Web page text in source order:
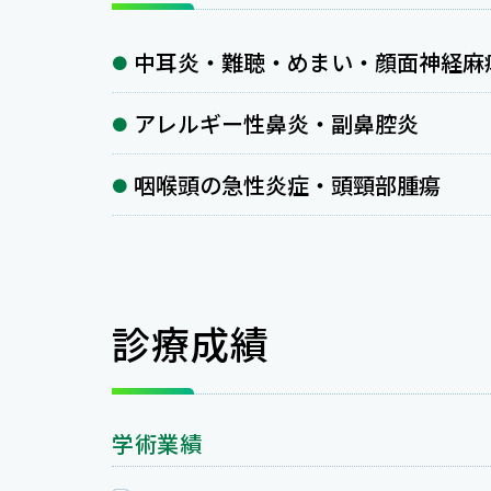
中耳炎・難聴・めまい・顔面神経麻
アレルギー性鼻炎・副鼻腔炎
咽喉頭の急性炎症・頭頸部腫瘍
診療成績
学術業績